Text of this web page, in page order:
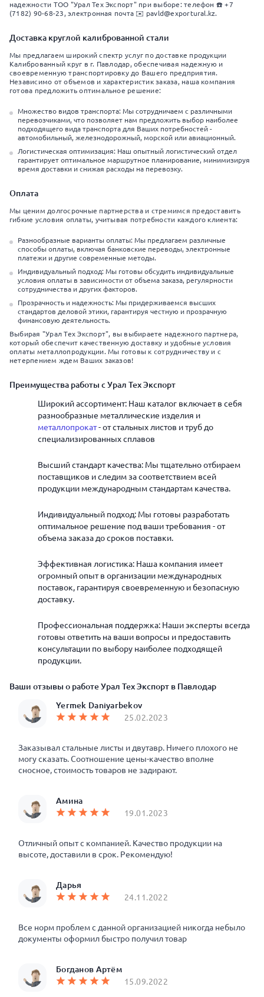
надежности ТОО "Урал Тех Экспорт" при выборе: телефон ☎️ +7
(7182) 90-68-23, электронная почта ✉️ pavld@exportural.kz.
Доставка круглой калиброванной стали
Мы предлагаем широкий спектр услуг по доставке продукции
Калиброванный круг в г. Павлодар, обеспечивая надежную и
своевременную транспортировку до Вашего предприятия.
Независимо от объемов и характеристик заказа, наша компания
готова предложить оптимальное решение:
Множество видов транспорта: Мы сотрудничаем с различными
перевозчиками, что позволяет нам предложить выбор наиболее
подходящего вида транспорта для Ваших потребностей -
автомобильный, железнодорожный, морской или авиационный.
Логистическая оптимизация: Наш опытный логистический отдел
гарантирует оптимальное маршрутное планирование, минимизируя
время доставки и снижая расходы на перевозку.
Оплата
Мы ценим долгосрочные партнерства и стремимся предоставить
гибкие условия оплаты, учитывая потребности каждого клиента:
Разнообразные варианты оплаты: Мы предлагаем различные
способы оплаты, включая банковские переводы, электронные
платежи и другие современные методы.
Индивидуальный подход: Мы готовы обсудить индивидуальные
условия оплаты в зависимости от объема заказа, регулярности
сотрудничества и других факторов.
Прозрачность и надежность: Мы придерживаемся высших
стандартов деловой этики, гарантируя честную и прозрачную
финансовую деятельность.
Выбирая "Урал Тех Экспорт", вы выбираете надежного партнера,
который обеспечит качественную доставку и удобные условия
оплаты металлопродукции. Мы готовы к сотрудничеству и с
нетерпением ждем Ваших заказов!
Преимущества работы с Урал Тех Экспорт
Широкий ассортимент: Наш каталог включает в себя
разнообразные металлические изделия и
металлопрокат- от стальных листов и труб до
специализированных сплавов
Высший стандарт качества: Мы тщательно отбираем
поставщиков и следим за соответствием всей
продукции международным стандартам качества.
Индивидуальный подход: Мы готовы разработать
оптимальное решение под ваши требования - от
объема заказа до сроков поставки.
Эффективная логистика: Наша компания имеет
огромный опыт в организации международных
поставок, гарантируя своевременную и безопасную
доставку.
Профессиональная поддержка: Наши эксперты всегда
готовы ответить на ваши вопросы и предоставить
консультации по выбору наиболее подходящей
продукции.
Ваши отзывы о работе Урал Тех Экспорт в Павлодар
Yermek Daniyarbekov
25.02.2023
Заказывал стальные листы и двутавр. Ничего плохого не
могу сказать. Соотношение цены-качество вполне
сносное, стоимость товаров не задирают.
Амина
19.01.2023
Отличный опыт с компанией. Качество продукции на
высоте, доставили в срок. Рекомендую!
Дарья
24.11.2022
Все норм проблем с данной организацией никогда небыло
документы оформил быстро получил товар
Богданов Артём
15.09.2022